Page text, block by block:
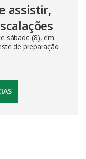
assistir,
sábado (8), em
de preparação